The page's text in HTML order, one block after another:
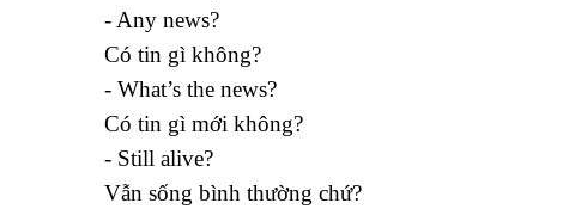
- Any news?
Có tin gì không?
- What’s the news?
Có tin gì mới không?
- Still alive?
Vẫn sống bình thường chứ?